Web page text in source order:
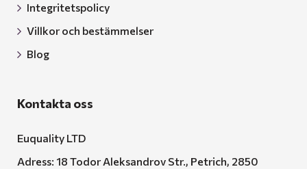
Integritetspolicy
Villkor och bestämmelser
Blog
Kontakta oss
Euquality LTD
Adress: 18 Todor Aleksandrov Str., Petrich, 2850